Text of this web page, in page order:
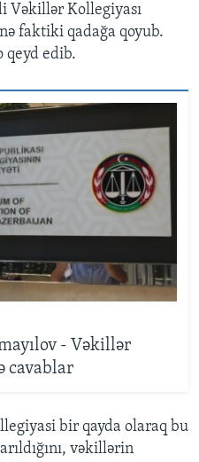
Vəkillər Kollegiyası
faktiki qadağa qoyub.
qeyd edib.
- Vəkillər
cavablar
bir qayda olaraq bu
vəkillərin